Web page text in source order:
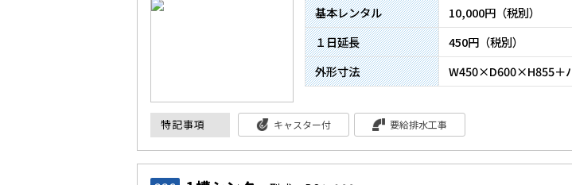
基本レンタル
10,000円（税別）
１日延長
450円（税別）
外形寸法
W450×D600×H855＋
特記事項 キャスター付 要給排水工事